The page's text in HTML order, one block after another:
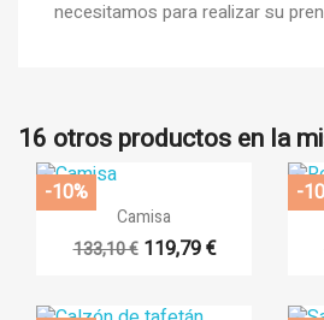
Añadir a la lista de
((label))
Iniciar sesión
Debe iniciar sesión para guardar
deseos.
necesitamos para realizar su
16 otros productos en la
 Vista rápida
Camisa
133,10 € 119,79 €
-10% -